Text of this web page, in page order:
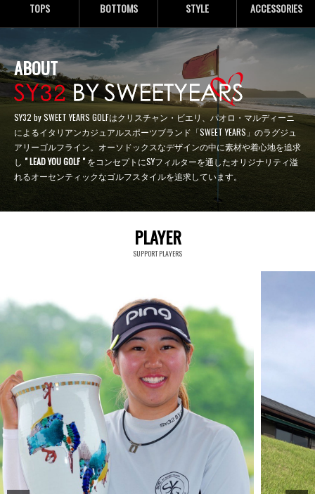
TOPS BOTTOMS STYLE ACCESSORIES
ABOUT
SY32 by SWEET YEARS GOLFはクリスチャン・ビエリ、パオロ・マルディーニ
によるイタリアンカジュアルスポーツブランド「SWEET YEARS」のラグジュ
アリーゴルフライン。オーソドックスなデザインの中に素材や着心地を追求
し " LEAD YOU GOLF "をコンセプトにSYフィルターを通したオリジナリティ溢
れるオーセンティックなゴルフスタイルを追求しています。
PLAYER
SUPPORT PLAYERS